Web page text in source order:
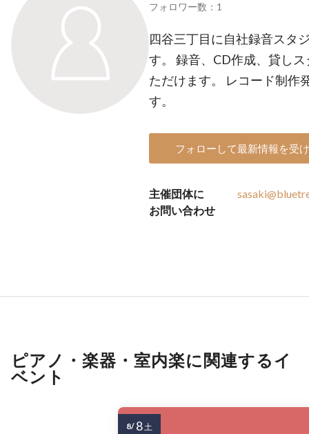
フォロワー数：1
四谷三丁目に自社録音スタ
す。 録音、CD作成、貸し
ただけます。 レコード制作
す。
フォローして最新情報を受
主催団体に
お問い合わせ
ピアノ・楽器・室内楽に関連するイ
ベント
8/ 8土